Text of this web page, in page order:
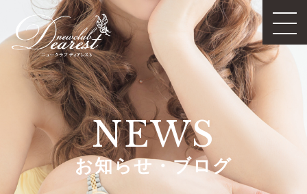
NEWS
お知らせ・ブログ